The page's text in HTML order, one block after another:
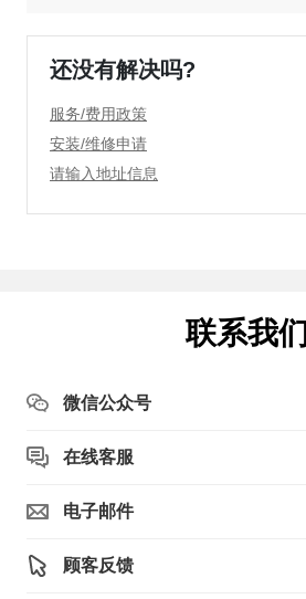
还没有解决吗?
服务/费用政策
安装/维修申请
请输入地址信息
联系我们
微信公众号
在线客服
电子邮件
顾客反馈